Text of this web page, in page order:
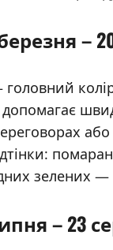
–
допомагає
зелених
– 23